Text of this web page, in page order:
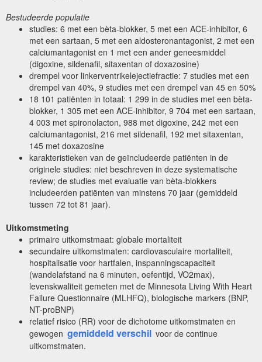
Bestudeerde populatie
studies: 6 met een bèta-blokker, 5 met een ACE-inhibitor, 6
met een sartaan, 5 met een aldosteronantagonist, 2 met een
calciumantagonist en 1 met een ander geneesmiddel
(digoxine, sildenafil, sitaxentan of doxazosine)
drempel voor linkerventrikelejectiefractie: 7 studies met een
drempel van 40%, 9 studies met een drempel van 45 en 50%
18 101 patiënten in totaal: 1 299 in de studies met een bèta-
blokker, 1 305 met een ACE-inhibitor, 9 704 met een sartaan,
4 003 met spironolacton, 988 met digoxine, 242 met een
calciumantagonist, 216 met sildenafil, 192 met sitaxentan,
145 met doxazosine
karakteristieken van de geïncludeerde patiënten in de
originele studies: niet beschreven in deze systematische
review; de studies met evaluatie van bèta-blokkers
includeerden patiënten van minstens 70 jaar (gemiddeld
tussen 72 tot 81 jaar).
Uitkomstmeting
primaire uitkomstmaat: globale mortaliteit
secundaire uitkomstmaten: cardiovasculaire mortaliteit,
hospitalisatie voor hartfalen, inspanningscapaciteit
(wandelafstand na 6 minuten, oefentijd, VO2max),
levenskwaliteit gemeten met de Minnesota Living With Heart
Failure Questionnaire (MLHFQ), biologische markers (BNP,
NT-proBNP)
relatief risico (RR) voor de dichotome uitkomstmaten en
gewogen gemiddeld verschil voor de continue
uitkomstmaten.